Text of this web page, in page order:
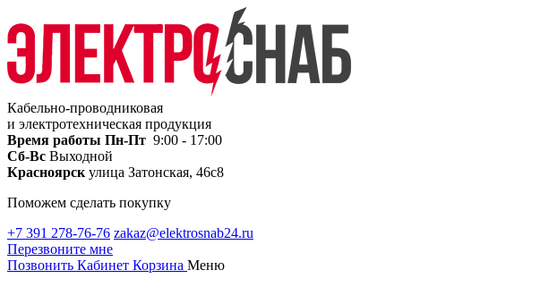
Кабельно-проводниковая
и электротехническая продукция
Время работы Пн-Пт 9:00 - 17:00
Сб-Вс Выходной
Красноярск улица Затонская, 46с8
Поможем сделать покупку
+7 391 278-76-76 zakaz@elektrosnab24.ru
Перезвоните мне
Позвонить Кабинет Корзина Меню